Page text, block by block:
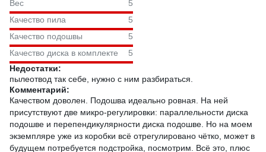
Вес
5
Качество пила
5
Качество подошвы
5
Качество диска в комплекте
5
Недостатки:
пылеотвод так себе, нужно с ним разбираться.
Комментарий:
Качеством доволен. Подошва идеально ровная. На ней
присутствуют две микро-регулировки: параллельности диска
подошве и перепендикулярности диска подошве. Но на моем
экземпляре уже из коробки всё отрегулировано чётко, может в
будущем потребуется подстройка, посмотрим. Всё это, плюс